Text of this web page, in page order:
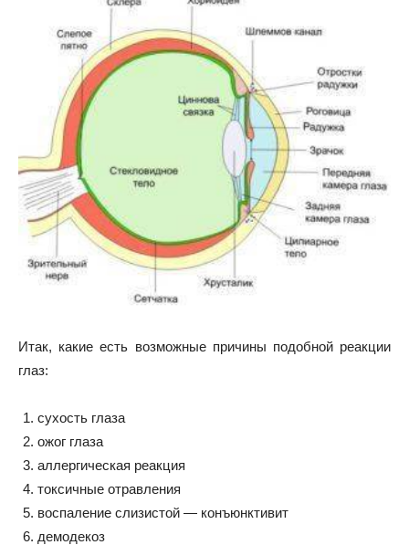
Итак, какие есть возможные причины подобной реакции
глаз:
сухость глаза
ожог глаза
аллергическая реакция
токсичные отравления
воспаление слизистой — конъюнктивит
демодекоз